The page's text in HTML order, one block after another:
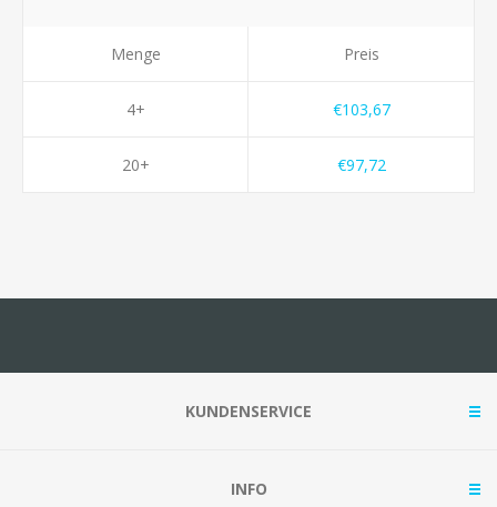
Menge
4+
20+
Preis
€103,67
€97,72
KUNDENSERVICE
INFO